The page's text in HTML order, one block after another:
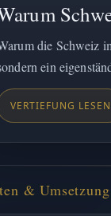
die Schweiz
ein
VERTIEFUNG LESEN
& Umsetzung